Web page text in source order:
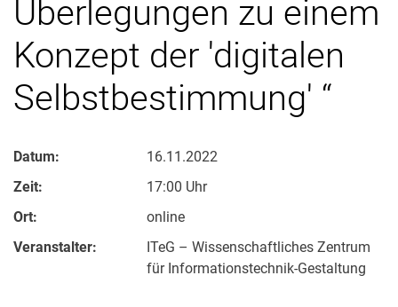
Überlegungen zu einem
Konzept der 'digitalen
Selbstbestimmung' “
Datum:
16.11.2022
Zeit:
17:00 Uhr
Ort:
online
Veranstalter:
ITeG – Wissenschaftliches Zentrum
für Informationstechnik-Gestaltung